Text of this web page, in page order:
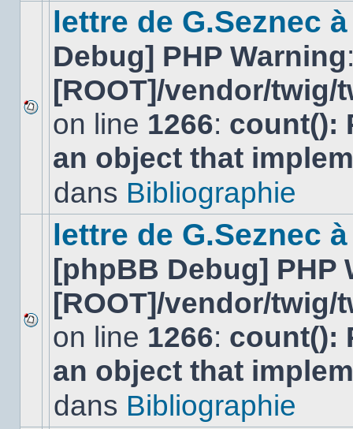
sujet.
Aucun
nouveau
message
non-
dans
sujet.
lettre de G.Seznec
Debug] PHP Warning
[ROOT]/vendor/
on line 1266: count():
an object that
dans Bibliographie
Aucun
nouveau
message
non-
dans
lettre de G.Seznec
[phpBB Debug] PHP
[ROOT]/vendor/
on line 1266: count():
an object that
dans Bibliographie